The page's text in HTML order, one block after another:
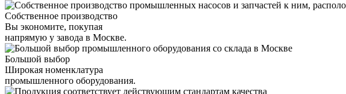
Собственное производство
Вы экономите, покупая
напрямую у завода в Москве.
Большой выбор
Широкая номенклатура
промышленного оборудования.